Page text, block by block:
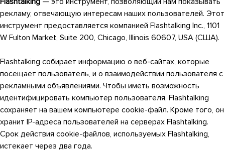
рекламу, отвечающую интересам наших пользователей. Этот
инструмент предоставляется компанией Flashtalking Inc., 1101
W Fulton Market, Suite 200, Chicago, Illinois 60607, USA (США).
Flashtalking собирает информацию о веб-сайтах, которые
посещает пользователь, и о взаимодействии пользователя с
рекламными объявлениями. Чтобы иметь возможность
идентифицировать компьютер пользователя, Flashtalking
сохраняет на вашем компьютере cookie-файл. Кроме того, он
хранит IP-адреса пользователей на серверах Flashtalking.
Срок действия cookie-файлов, используемых Flashtalking,
истекает через два года.